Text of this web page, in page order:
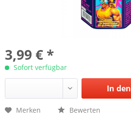
3,99 € *
Sofort verfügbar
In den
Merken Bewerten